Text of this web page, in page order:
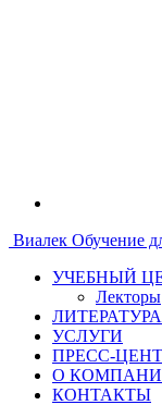
Виалек Обучение
УЧЕБНЫЙ
Лекторы
ЛИТЕРАТУРА
УСЛУГИ
ПРЕСС-
О
КОНТАКТЫ